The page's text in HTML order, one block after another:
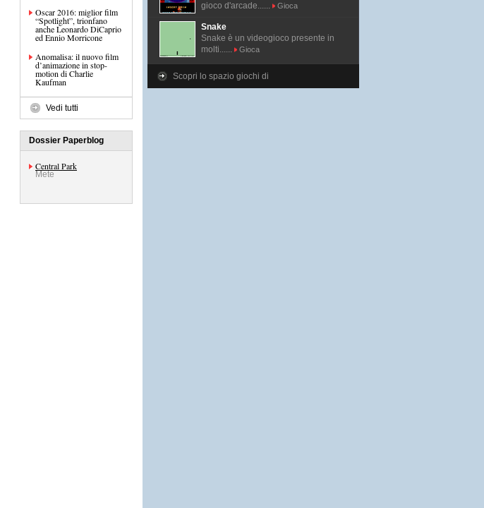
Oscar 2016: miglior film
“Spotlight”, trionfano
anche Leonardo DiCaprio
ed Ennio Morricone
Anomalisa: il nuovo film
d’animazione in stop-
motion di Charlie
Kaufman
Vedi tutti
Dossier Paperblog
Central Park
Mete
gioco d'arcade......
Gioca
Snake
Snake è un videogioco presente in
molti......
Gioca
Scopri lo spazio giochi di